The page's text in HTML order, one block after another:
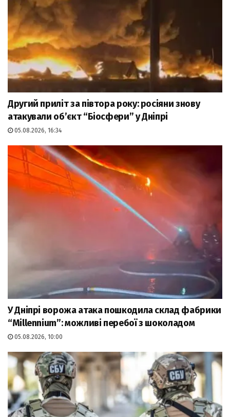
Другий приліт за півтора року: росіяни знову
атакували об’єкт “Біосфери” у Дніпрі
05.08.2026, 16:34
У Дніпрі ворожа атака пошкодила склад фабрики
“Millennium”: можливі перебої з шоколадом
05.08.2026, 10:00